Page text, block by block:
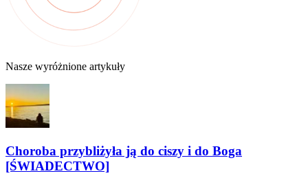
Nasze wyróżnione artykuły
Choroba przybliżyła ją do ciszy i do Boga
[ŚWIADECTWO]